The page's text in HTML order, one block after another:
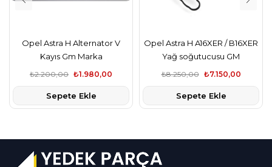
Opel Astra H Alternator V
Kayıs Gm Marka
₺1.980,00
₺2.200,00
Sepete Ekle
Opel Astra H A16XER / B16XER
Yağ soğutucusu GM
₺7.150,00
₺8.250,00
Sepete Ekle